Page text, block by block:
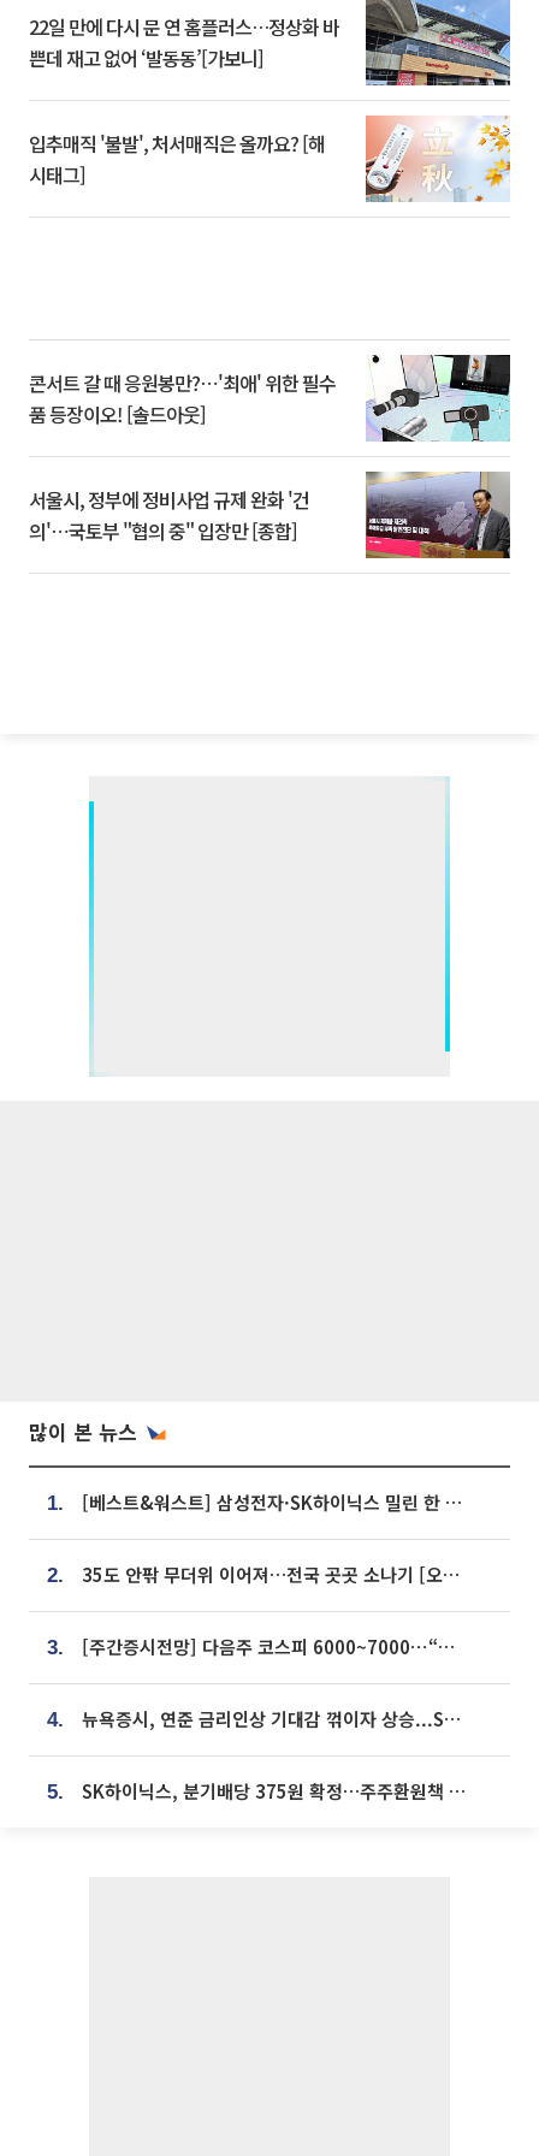
22일 만에 다시 문 연 홈플러스…정상화 바
쁜데 재고 없어 ‘발동동’[가보니]
입추매직 '불발', 처서매직은 올까요? [해
시태그]
콘서트 갈 때 응원봉만?⋯'최애' 위한 필수
품 등장이오! [솔드아웃]
서울시, 정부에 정비사업 규제 완화 '건
의'⋯국토부 "협의 중" 입장만 [종합]
많이 본 뉴스
1. [베스트&워스트] 삼성전자·SK하이닉스 밀린 한 주…상상인증권은 85% 급등
2. 35도 안팎 무더위 이어져…전국 곳곳 소나기 [오늘 날씨]
3. [주간증시전망] 다음주 코스피 6000~7000⋯“外人 수급은 정책이 변수”
4. 뉴욕증시, 연준 금리인상 기대감 꺾이자 상승...S&P500 사상 최고치 [종합]
5. SK하이닉스, 분기배당 375원 확정…주주환원책 9월로 앞당겨 발표